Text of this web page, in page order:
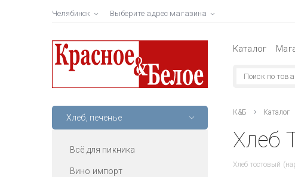
Челябинск Выберите адрес магазина
Каталог
Хлеб, печенье
Всё для пикника
Вино импорт
К&Б Каталог
Хлеб
Хлеб тостовый